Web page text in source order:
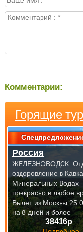
Комментарии:
Горящие
38416р
Россия
ЖЕЛЕЗНОВОДСК.
оздоровление в
Минеральных Водах
прекрасно в любое
Вылет из Москвы
на 8 дней и более